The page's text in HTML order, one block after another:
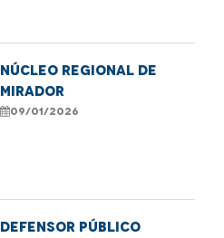
NÚCLEO REGIONAL DE
MIRADOR
09/01/2026
Defensor Público